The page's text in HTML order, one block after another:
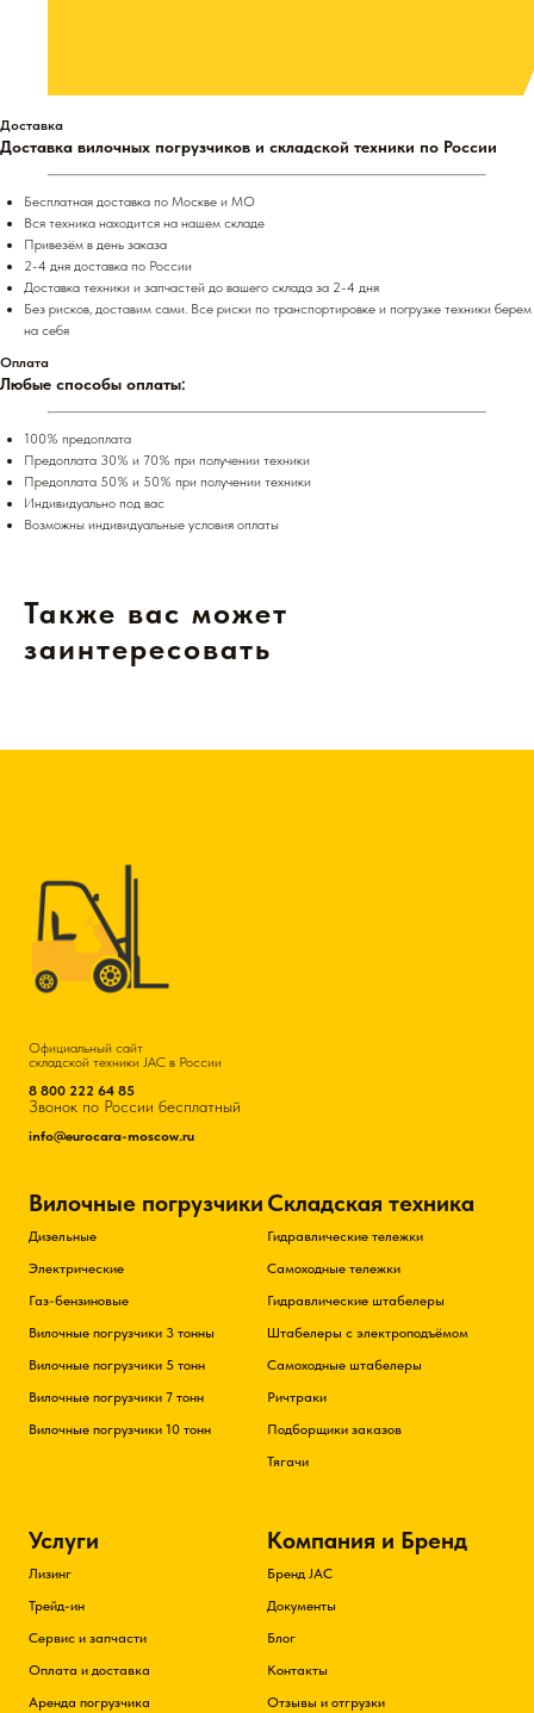
Доставка
Доставка вилочных погрузчиков и складской техники по России
Бесплатная доставка по Москве и МО
Вся техника находится на нашем складе
Привезём в день заказа
2-4 дня доставка по России
Доставка техники и запчастей до вашего склада за 2-4 дня
Без рисков, доставим сами. Все риски по транспортировке и погрузке техники берем
на себя
Оплата
Любые способы оплаты:
100% предоплата
Предоплата 30% и 70% при получении техники
Предоплата 50% и 50% при получении техники
Индивидуально под вас
Возможны индивидуальные условия оплаты
Также вас может
заинтересовать
Официальный сайт
складской техники JAC в России
8 800 222 64 85
Звонок по России бесплатный
info@eurocara-moscow.ru
Вилочные погрузчики
Дизельные
Электрические
Газ-бензиновые
Вилочные погрузчики 3 тонны
Вилочные погрузчики 5 тонн
Вилочные погрузчики 7 тонн
Вилочные погрузчики 10 тонн
Складская техника
Гидравлические тележки
Самоходные тележки
Гидравлические штабелеры
Штабелеры с электроподъёмом
Самоходные штабелеры
Ричтраки
Подборщики заказов
Тягачи
Услуги
Лизинг
Трейд-ин
Сервис и запчасти
Оплата и доставка
Аренда погрузчика
Компания и Бренд
Бренд JAC
Документы
Блог
Контакты
Отзывы и отгрузки